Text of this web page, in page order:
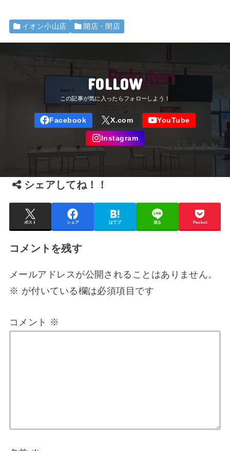
イオン小山店 開店・閉店
FOLLOW
シェアしてね！！
ポスト シェア はてブ 送る Pocket
コメントを残す
メールアドレスが公開されることはありません。
※ が付いている欄は必須項目です
コメント ※